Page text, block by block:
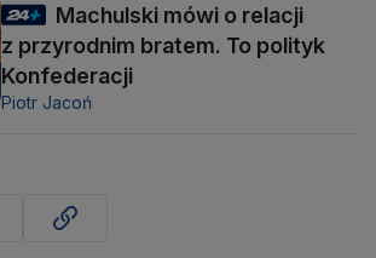
Machulski mówi o relacji
z przyrodnim bratem. To polityk
Konfederacji
Piotr Jacoń